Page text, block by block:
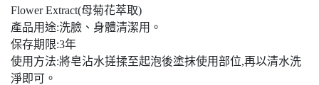
Flower Extract(母菊花萃取)
產品用途:洗臉、身體清潔用。
保存期限:3年
使用方法:將皂沾水搓揉至起泡後塗抹使用部位,再以清水洗
淨即可。